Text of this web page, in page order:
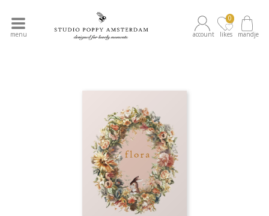
menu account likes
0
mandje